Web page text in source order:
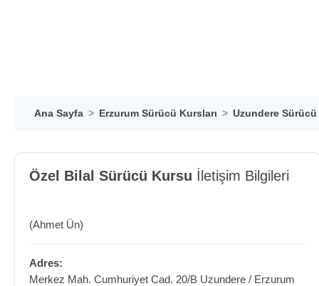
Ana Sayfa Erzurum Sürücü Kursları Uzundere Sürücü
Özel Bilal Sürücü Kursu İletişim Bilgileri
(Ahmet Ün)
Adres:
Merkez Mah. Cumhuriyet Cad. 20/B Uzundere / Erzurum